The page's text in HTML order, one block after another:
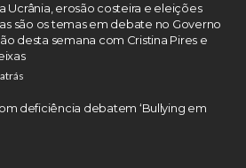
Ucrânia, erosão costeira e eleições
são os temas em debate no Governo
desta semana com Cristina Pires e
deficiência debatem ‘Bullying em